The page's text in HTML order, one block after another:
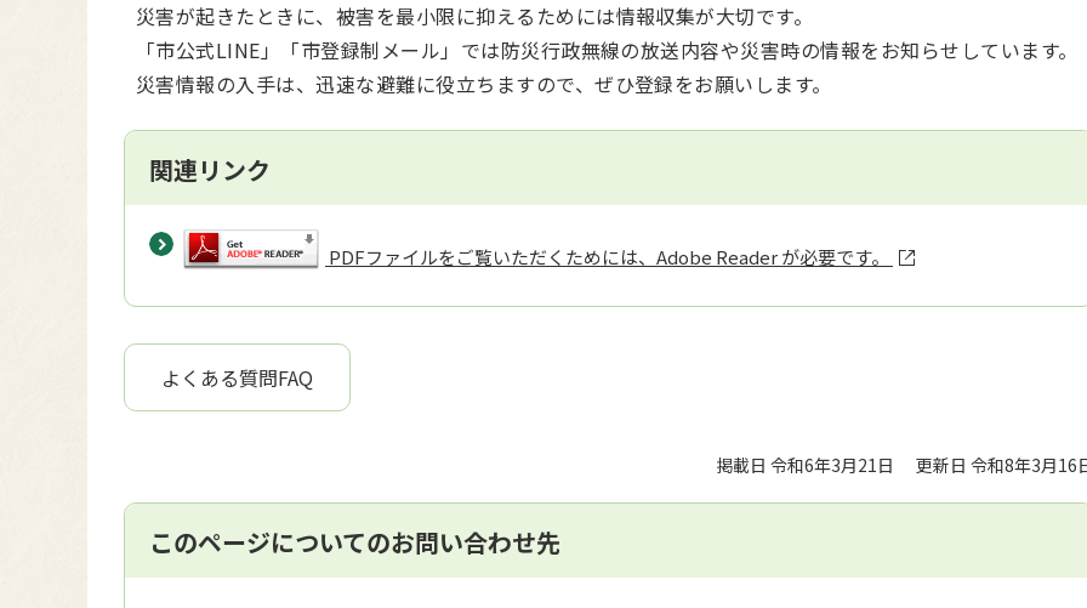
災害が起きたときに、被害を最小限に抑えるためには情報収集が大切です。
「市公式LINE」「市登録制メール」では防災行政無線の放送内容や災害時の情報をお知らせしています。
災害情報の入手は、迅速な避難に役立ちますので、ぜひ登録をお願いします。
関連リンク
PDFファイルをご覧いただくためには、Adobe Reader が必要です。
よくある質問FAQ
掲載日 令和6年3月21日 更新日 令和8年3月16
このページについてのお問い合わせ先